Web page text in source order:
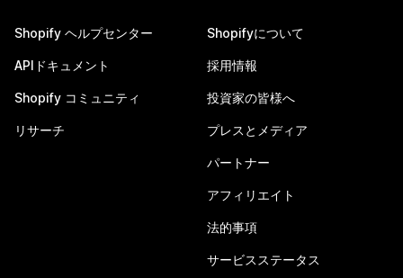
Shopify ヘルプセンター
APIドキュメント
Shopify コミュニティ
リサーチ
Shopifyについて
採用情報
投資家の皆様へ
プレスとメディア
パートナー
アフィリエイト
法的事項
サービスステータス